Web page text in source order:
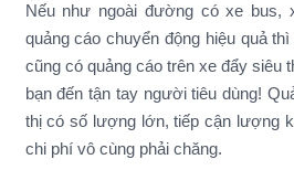
Nếu như ngoài đường có xe bus,
quảng cáo chuyển động hiệu quả
cũng có quảng cáo trên xe đẩy siêu
bạn đến tận tay người tiêu dùng!
thị có số lượng lớn, tiếp cận lượng
chi phí vô cùng phải chăng.